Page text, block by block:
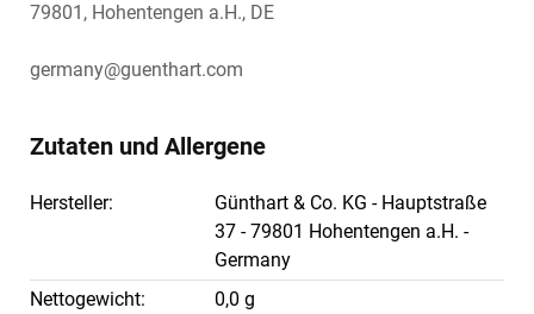
79801, Hohentengen a.H., DE
germany@guenthart.com
Zutaten und Allergene
Hersteller:
Günthart & Co. KG - Hauptstraße
37 - 79801 Hohentengen a.H. -
Germany
Nettogewicht:
0,0 g